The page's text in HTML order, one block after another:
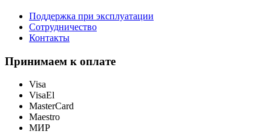
Поддержка при эксплуатации
Сотрудничество
Контакты
Принимаем к оплате
Visa
VisaEl
MasterCard
Maestro
МИР